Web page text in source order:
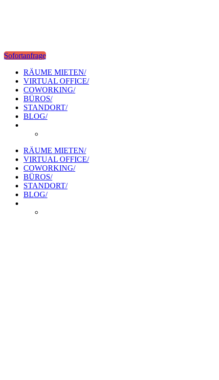
Sofortanfrage
RÄUME MIETEN/
VIRTUAL OFFICE/
COWORKING/
BÜROS/
STANDORT/
BLOG/
RÄUME MIETEN/
VIRTUAL OFFICE/
COWORKING/
BÜROS/
STANDORT/
BLOG/